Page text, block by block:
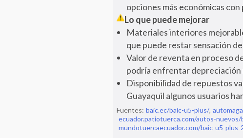
opciones más económicas
Lo que puede mejorar
Materiales interiores
que puede restar sensación
Valor de reventa en proceso
podría enfrentar depreciación
Disponibilidad de repuestos
Guayaquil algunos usuarios
Fuentes: baic.ec/baic-u5-plus/,
ecuador.patiotuerca.com/autos-
mundotuercaecuador.com/baic-u5-